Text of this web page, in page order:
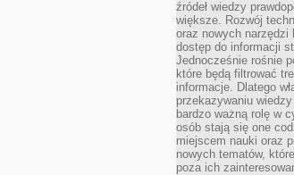
źródeł wiedzy
większe. Rozwój
oraz nowych
dostęp do informacji
Jednocześnie rośnie
które będą filtrować
informacje. Dlatego
przekazywaniu
bardzo ważną rolę w
osób stają się one
miejscem nauki oraz
nowych tematów,
poza ich